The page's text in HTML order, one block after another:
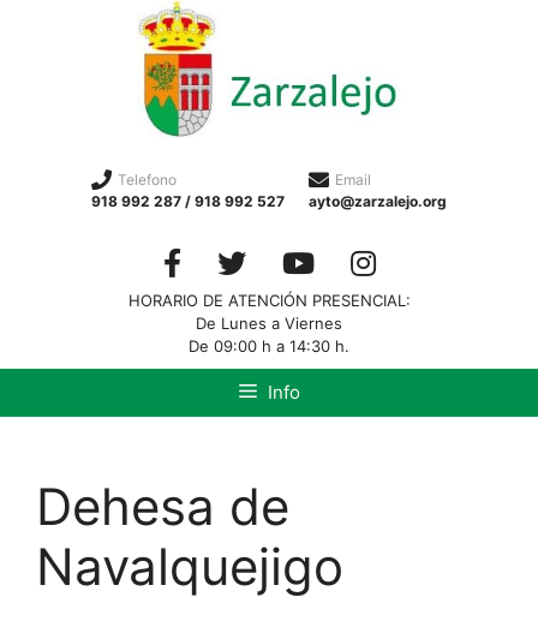
Telefono
918 992 287 / 918 992 527
Email
ayto@zarzalejo.org
HORARIO DE ATENCIÓN PRESENCIAL:
De Lunes a Viernes
De 09:00 h a 14:30 h.
Info
Dehesa de
Navalquejigo